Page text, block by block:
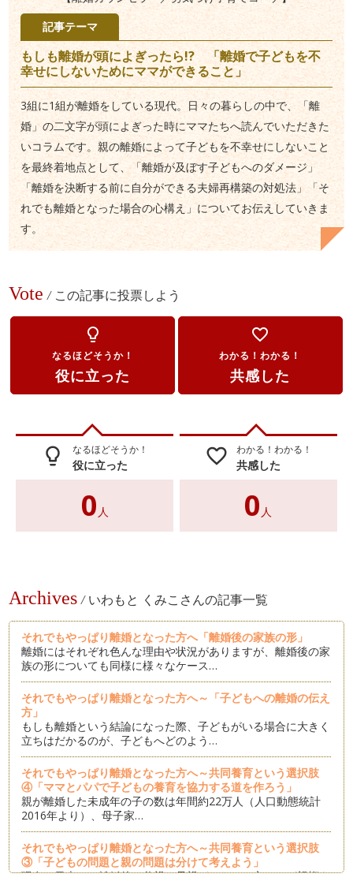
記事テーマ
もしも離婚が頭によぎったら!? 「離婚で子どもを不
幸せにしないためにママができること」
3組に1組が離婚をしている現代。日々の暮らしの中で、「離
婚」の二文字が頭によぎった時にママたちへ読んでいただきた
いコラムです。親の離婚によって子どもを不幸せにしないこと
を最終着地点として、「離婚が及ぼす子どもへのダメージ」
「離婚を決断する前に自分ができる夫婦再構築の対処法」「そ
れでも離婚となった場合の心構え」についてお伝えしていきま
す。
Vote / この記事に投票しよう
lightbulb_outline
なるほどそうか！
役に立った
favorite_border
わかる！わかる！
共感した
lightbulb_outline なるほどそうか！
役に立った
0 人
favorite_border わかる！わかる！
共感した
0 人
Archives / いわもと くみこさんの記事一覧
それでもやっぱり離婚となった方へ「離婚後の家族の形」
離婚にはそれぞれ色んな理由や状況がありますが、離婚後の家
族の形についても同様に様々なケース…
それでもやっぱり離婚となった方へ～「子どもへの離婚の伝え
方」
もしも離婚という結論になった際、子どもがいる場合に大きく
立ちはだかるのが、子どもへどのよう…
それでもやっぱり離婚となった方へ～共同養育という選択肢
④「ママとパパで子どもの養育を協力する道を作ろう」
親が離婚した未成年の子の数は年間約22万人（人口動態統計
2016年より）、母子家…
それでもやっぱり離婚となった方へ～共同養育という選択肢
③「子どもの問題と親の問題は分けて考えよう」
現在の日本は、離婚後は父親か母親どちらか一方のみが親権を